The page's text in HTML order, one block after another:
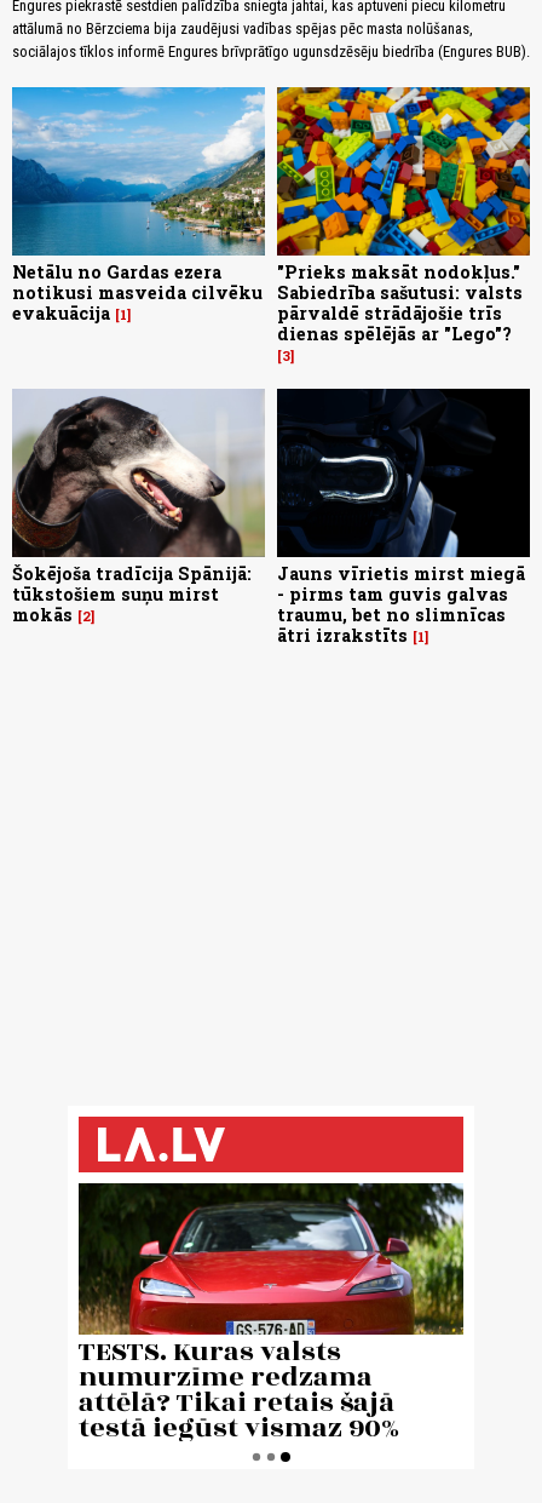
Engures piekrastē sestdien palīdzība sniegta jahtai, kas aptuveni piecu kilometru
attālumā no Bērzciema bija zaudējusi vadības spējas pēc masta nolūšanas,
sociālajos tīklos informē Engures brīvprātīgo ugunsdzēsēju biedrība (Engures BUB).
Netālu no Gardas ezera
notikusi masveida cilvēku
evakuācija 1
"Prieks maksāt nodokļus."
Sabiedrība sašutusi: valsts
pārvaldē strādājošie trīs
dienas spēlējās ar "Lego"?
3
Šokējoša tradīcija Spānijā:
tūkstošiem suņu mirst
mokās
2
Jauns vīrietis mirst miegā
- pirms tam guvis galvas
traumu, bet no slimnīcas
ātri izrakstīts
1